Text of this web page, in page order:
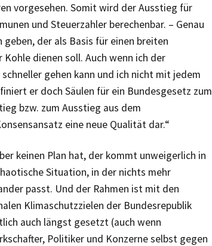
vorgesehen. Somit wird der Ausstieg für
und Steuerzahler berechenbar. – Genau
der als Basis für einen breiten
dienen soll. Auch wenn ich der
gehen kann und ich nicht mit jedem
er doch Säulen für ein Bundesgesetz zum
bzw. zum Ausstieg aus dem
eine neue Qualität dar.“
keinen Plan hat, der kommt unweigerlich in
Situation, in der nichts mehr
passt. Und der Rahmen ist mit den
Klimaschutzzielen der Bundesrepublik
auch längst gesetzt (auch wenn
Politiker und Konzerne selbst gegen